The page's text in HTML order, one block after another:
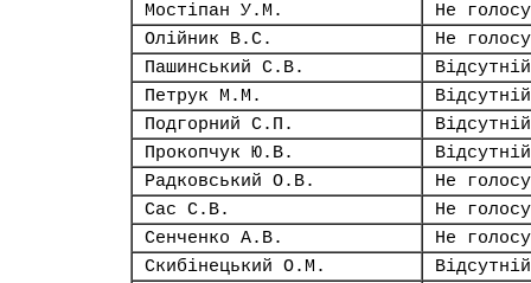
Мостіпан У.М.
Не
Олійник В.С.
Не
Пашинський С.В.
Відсутній
Петрук М.М.
Відсутній
Подгорний С.П.
Відсутній
Прокопчук Ю.В.
Відсутній
Радковський О.В.
Не
Сас С.В.
Не
Сенченко А.В.
Не
Скибінецький О.М.
Відсутній